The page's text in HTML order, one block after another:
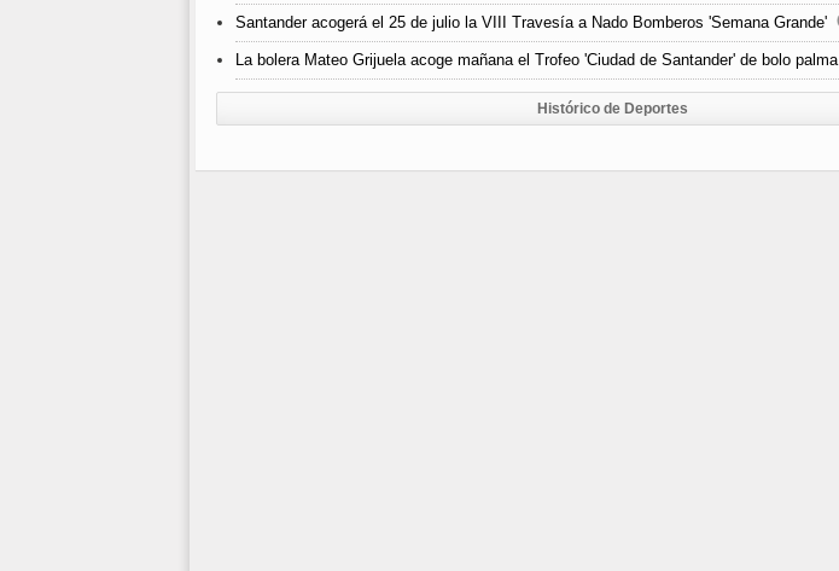
Santander acogerá el 25 de julio la VIII Travesía a Nado Bomberos 'Semana Grande'
La bolera Mateo Grijuela acoge mañana el Trofeo 'Ciudad de Santander' de bolo palma
Histórico de Deportes